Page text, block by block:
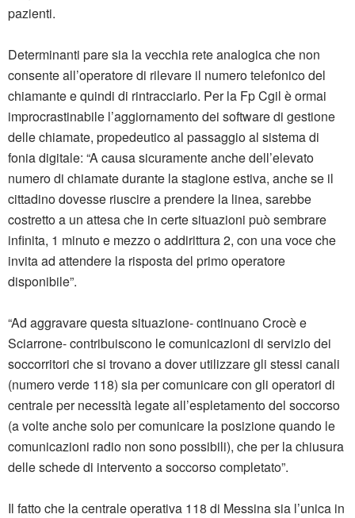
pazienti.
Determinanti pare sia la vecchia rete analogica che non
consente all’operatore di rilevare il numero telefonico del
chiamante e quindi di rintracciarlo. Per la Fp Cgil è ormai
improcrastinabile l’aggiornamento dei software di gestione
delle chiamate, propedeutico al passaggio al sistema di
fonia digitale: “A causa sicuramente anche dell’elevato
numero di chiamate durante la stagione estiva, anche se il
cittadino dovesse riuscire a prendere la linea, sarebbe
costretto a un attesa che in certe situazioni può sembrare
infinita, 1 minuto e mezzo o addirittura 2, con una voce che
invita ad attendere la risposta del primo operatore
disponibile”.
“Ad aggravare questa situazione- continuano Crocè e
Sciarrone- contribuiscono le comunicazioni di servizio dei
soccorritori che si trovano a dover utilizzare gli stessi canali
(numero verde 118) sia per comunicare con gli operatori di
centrale per necessità legate all’espletamento del soccorso
(a volte anche solo per comunicare la posizione quando le
comunicazioni radio non sono possibili), che per la chiusura
delle schede di intervento a soccorso completato”.
Il fatto che la centrale operativa 118 di Messina sia l’unica in